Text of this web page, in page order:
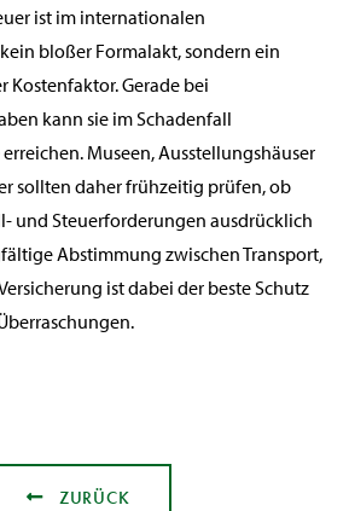
ist im internationalen
bloßer Formalakt, sondern ein
Kostenfaktor. Gerade bei
kann sie im Schadenfall
Museen, Ausstellungshäuser
sollten daher frühzeitig prüfen, ob
und Steuerforderungen ausdrücklich
Abstimmung zwischen Transport,
ist dabei der beste Schutz
ZURÜCK